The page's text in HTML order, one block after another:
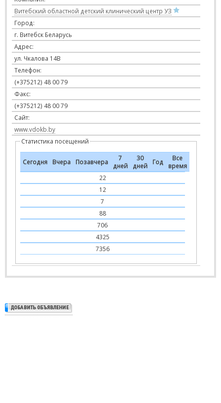
Витебский областной детский клинический центр УЗ
Город:
г. Витебск Беларусь
Адрес:
ул. Чкалова 14В
Телефон:
(+375212) 48 00 79
Факс:
(+375212) 48 00 79
Сайт:
www.vdokb.by
Статистика посещений
Сегодня Вчера Позавчера
7
дней
30
дней
Год
Все
время
22
12
7
88
706
4325
7356